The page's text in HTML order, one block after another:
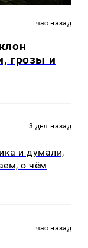
час назад
грозы и
3 дня назад
и думали,
о чём
час назад